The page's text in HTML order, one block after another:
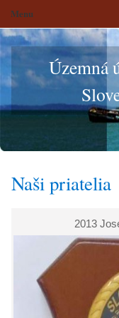
Územná
Naši priatelia
2013
Menu